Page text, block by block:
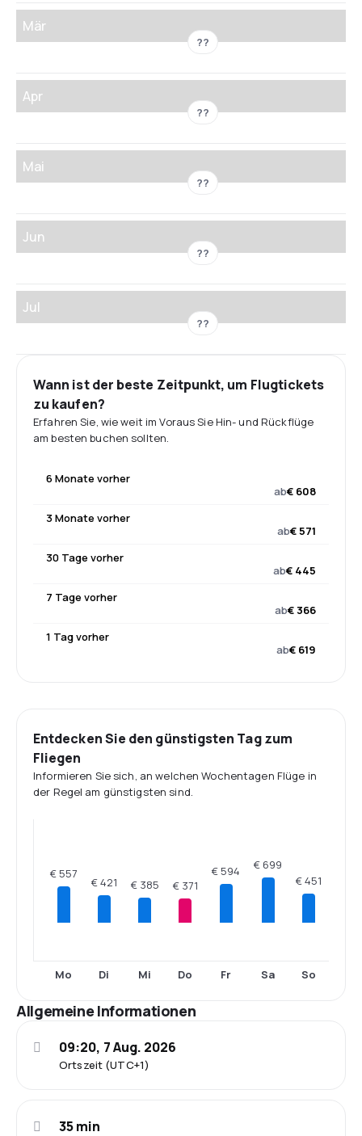
Mär
??
Apr
??
Mai
??
Jun
??
Jul
??
Wann ist der beste Zeitpunkt, um Flugtickets
zu kaufen?
Erfahren Sie, wie weit im Voraus Sie Hin- und Rückflüge
am besten buchen sollten.
6 Monate vorher
ab€ 608
3 Monate vorher
ab€ 571
30 Tage vorher
ab€ 445
7 Tage vorher
ab€ 366
1 Tag vorher
ab€ 619
Entdecken Sie den günstigsten Tag zum
Fliegen
Informieren Sie sich, an welchen Wochentagen Flüge in
der Regel am günstigsten sind.
€ 557
Mo
€ 421
Di
€ 385
Mi
€ 371
Do
€ 594
Fr
€ 699
Sa
€ 451
So
Allgemeine Informationen
Ortszeit (UTC+1)
09:20, 7 Aug. 2026
35 min